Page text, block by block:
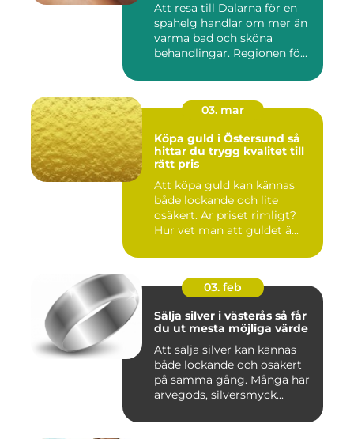
Att resa till Dalarna för en
spahelg handlar om mer än
varma bad och sköna
behandlingar. Regionen fö...
03. mar
Köpa guld i Östersund så
hittar du trygg kvalitet till
rätt pris
Att köpa guld kan kännas
både lockande och lite
osäkert. Är priset rimligt?
Hur vet man att guldet ä...
03. feb
Sälja silver i västerås så får
du ut mesta möjliga värde
Att sälja silver kan kännas
både lockande och osäkert
på samma gång. Många har
arvegods, silversmyck...